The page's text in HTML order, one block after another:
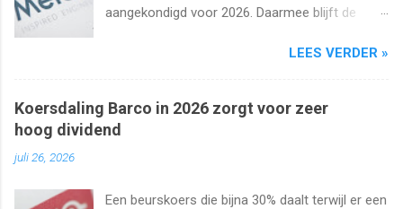
aangekondigd voor 2026. Daarmee blijft de
LEES VERDER »
Koersdaling Barco in 2026 zorgt voor zeer
hoog dividend
juli 26, 2026
Een beurskoers die bijna 30% daalt terwijl er een